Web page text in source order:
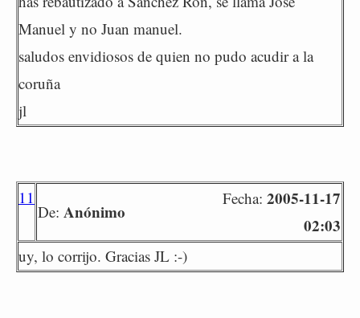
Manuel y no Juan manuel.
saludos envidiosos de quien no pudo acudir a la
coruña
jl
11
De: Anónimo
Fecha: 2005-11-17
02:03
uy, lo corrijo. Gracias JL :-)